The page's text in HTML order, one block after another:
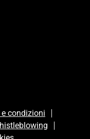
condizioni